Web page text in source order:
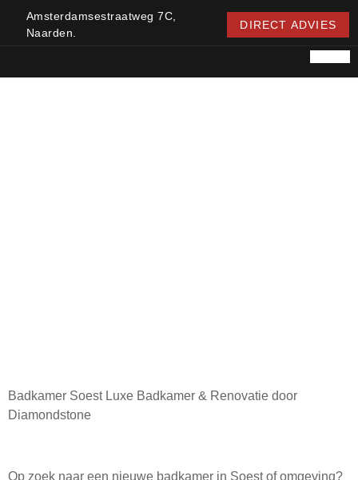
Amsterdamsestraatweg 7C,
Naarden.
DIRECT ADVIES
Badkamer Soest Luxe Badkamer & Renovatie door
Diamondstone
Op zoek naar een nieuwe badkamer in Soest of omgeving?